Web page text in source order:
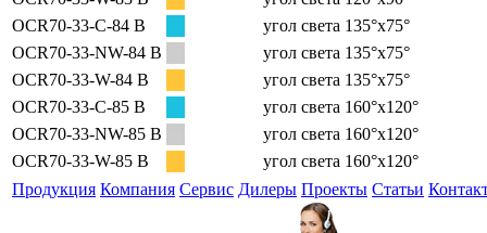
OCR70-33-C-84 B
угол света 135°х75°
OCR70-33-NW-84 B
угол света 135°х75°
OCR70-33-W-84 B
угол света 135°х75°
OCR70-33-C-85 B
угол света 160°х120°
OCR70-33-NW-85 B
угол света 160°х120°
OCR70-33-W-85 B
угол света 160°х120°
Продукция Компания Сервис Дилеры Проекты Статьи